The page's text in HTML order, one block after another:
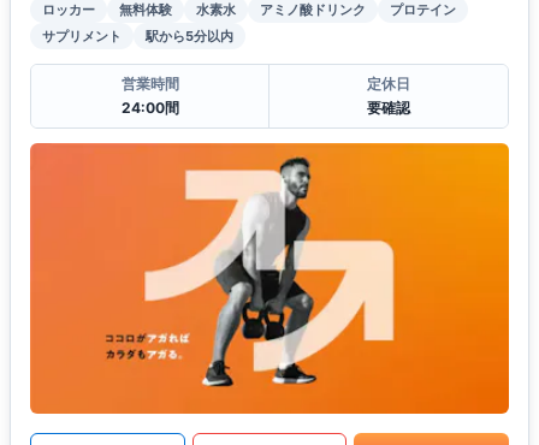
ロッカー 無料体験 水素水 アミノ酸ドリンク
プロテイン
サプリメント
駅から5分以内
営業時間
24:00間
定休日
要確認